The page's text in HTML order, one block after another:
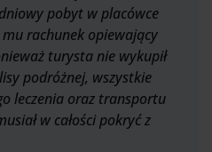
pobyt w placówce
rachunek opiewający
turysta nie wykupił
podróżnej, wszystkie
leczenia oraz transportu
w całości pokryć z